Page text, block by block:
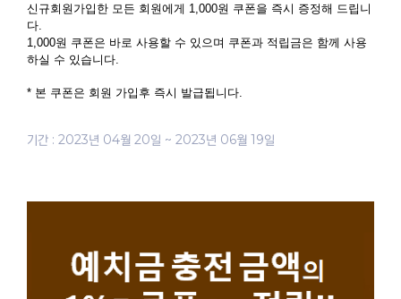
신규회원가입한 모든 회원에게 1,000원 쿠폰을 즉시 증정해 드립니
다.
1,000원 쿠폰은 바로 사용할 수 있으며 쿠폰과 적립금은 함께 사용
하실 수 있습니다.
* 본 쿠폰은 회원 가입후 즉시 발급됩니다.
기간 : 2023년 04월 20일 ~ 2023년 06월 19일